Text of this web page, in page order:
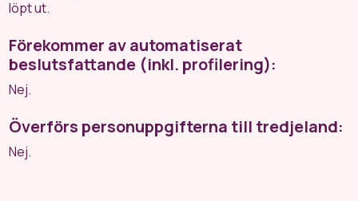
löpt ut.
Förekommer av automatiserat
beslutsfattande (inkl. profilering):
Nej.
Överförs personuppgifterna till tredjeland:
Nej.